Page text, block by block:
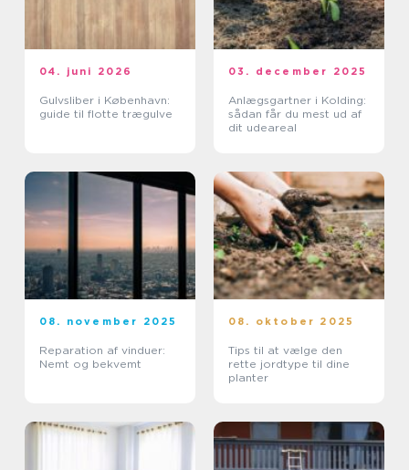
04. juni 2026
Gulvsliber i København:
guide til flotte trægulve
03. december 2025
Anlægsgartner i Kolding:
sådan får du mest ud af
dit udeareal
08. november 2025
Reparation af vinduer:
Nemt og bekvemt
08. oktober 2025
Tips til at vælge den
rette jordtype til dine
planter